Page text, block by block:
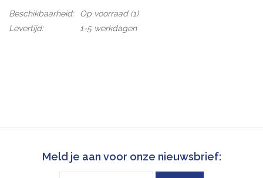
Beschikbaarheid: Op voorraad(1)
Levertijd:
1-5 werkdagen
Meld je aan voor onze nieuwsbrief: